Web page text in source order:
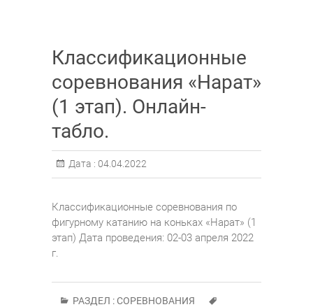
Классификационные
соревнования «Нарат»
(1 этап). Онлайн-
табло.
Дата : 04.04.2022
Классификационные соревнования по
фигурному катанию на коньках «Нарат» (1
этап) Дата проведения: 02-03 апреля 2022
г.
РАЗДЕЛ :СОРЕВНОВАНИЯ